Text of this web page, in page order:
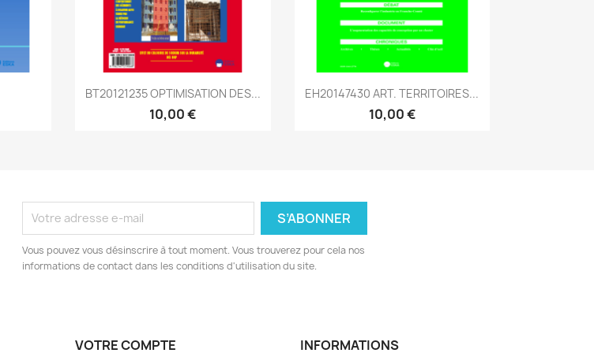
Aperçu rapide
BT20121235 OPTIMISATION DES...
10,00 €
Aperçu rapide
EH20147430 ART. TERRITOIRES...
10,00 €
Vous pouvez vous désinscrire à tout moment. Vous trouverez pour cela nos
informations de contact dans les conditions d'utilisation du site.
VOTRE COMPTE INFORMATIONS